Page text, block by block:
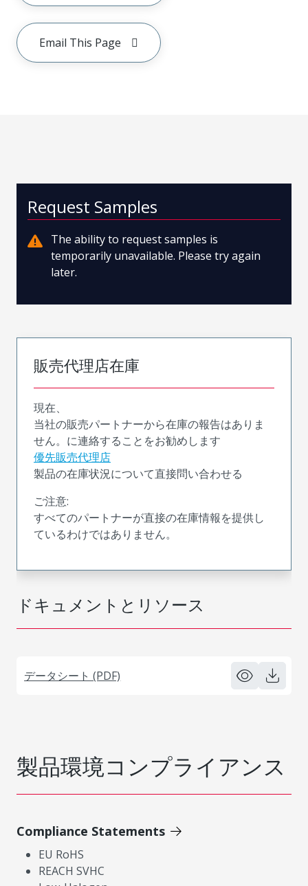
Email This Page
ドキュメントとリソース
データシート (PDF)
Request Samples
The ability to request samples is
temporarily unavailable. Please try again
later.
販売代理店在庫
現在、
当社の販売パートナーから在庫の報告はありま
せん。に連絡することをお勧めします
優先販売代理店
製品の在庫状況について直接問い合わせる
ご注意:
すべてのパートナーが直接の在庫情報を提供し
ているわけではありません。
製品環境コンプライアンス
Compliance Statements
EU RoHS
REACH SVHC